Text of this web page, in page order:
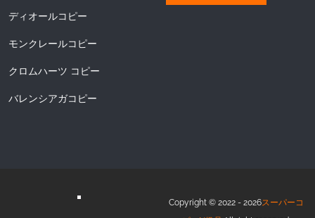
ディオールコピー
モンクレールコピー
クロムハーツ コピー
バレンシアガコピー
Copyright © 2022 - 2026スーパーコ